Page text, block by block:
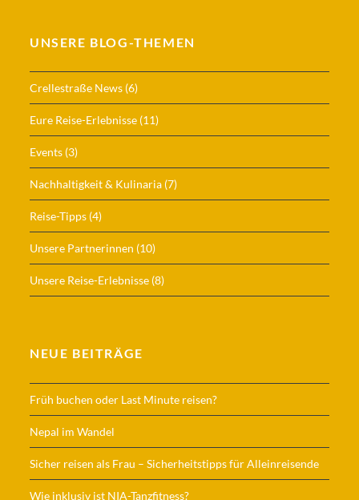
UNSERE BLOG-THEMEN
Crellestraße News (6)
Eure Reise-Erlebnisse (11)
Events (3)
Nachhaltigkeit & Kulinaria (7)
Reise-Tipps (4)
Unsere Partnerinnen (10)
Unsere Reise-Erlebnisse (8)
NEUE BEITRÄGE
Früh buchen oder Last Minute reisen?
Nepal im Wandel
Sicher reisen als Frau – Sicherheitstipps für Alleinreisende
Wie inklusiv ist NIA-Tanzfitness?